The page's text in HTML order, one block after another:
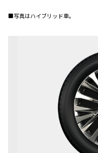
■写真はハイブリッド車。